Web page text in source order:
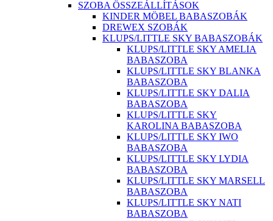
SZOBA ÖSSZEÁLLÍTÁSOK
KINDER MÖBEL BABASZOBÁK
DREWEX SZOBÁK
KLUPS/LITTLE SKY BABASZOBÁK
KLUPS/LITTLE SKY AMELIA
BABASZOBA
KLUPS/LITTLE SKY BLANKA
BABASZOBA
KLUPS/LITTLE SKY DALIA
BABASZOBA
KLUPS/LITTLE SKY
KAROLINA BABASZOBA
KLUPS/LITTLE SKY IWO
BABASZOBA
KLUPS/LITTLE SKY LYDIA
BABASZOBA
KLUPS/LITTLE SKY MARSELL
BABASZOBA
KLUPS/LITTLE SKY NATI
BABASZOBA